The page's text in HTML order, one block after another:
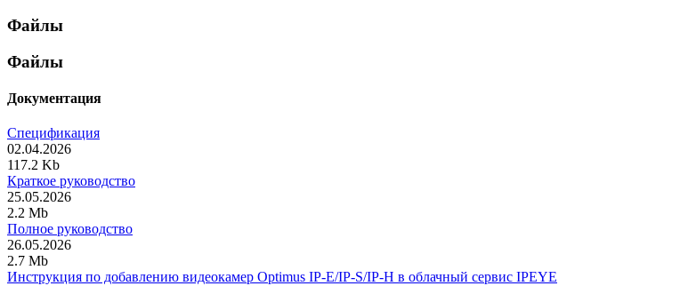
Файлы
Файлы
Документация
Спецификация
02.04.2026
117.2 Kb
Краткое руководство
25.05.2026
2.2 Mb
Полное руководство
26.05.2026
2.7 Mb
Инструкция по добавлению видеокамер Optimus IP-E/IP-S/IP-H в облачный сервис IPEYE